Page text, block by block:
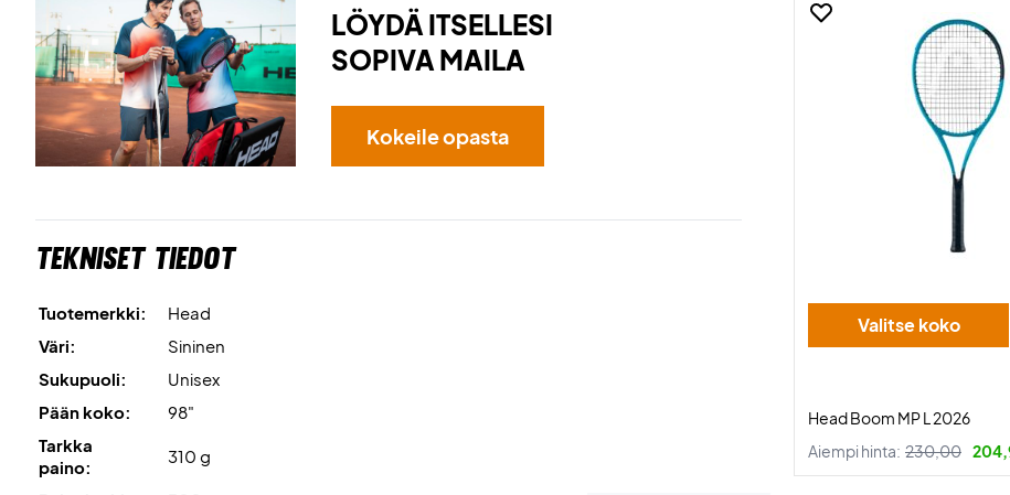
LÖYDÄ ITSELLESI
SOPIVA MAILA
Kokeile opasta
Tekniset tiedot
Tuotemerkki:
Head
Väri:
Sininen
Sukupuoli:
Unisex
Pään koko:
98"
Tarkka
paino:
310 g
Valitse koko
Head Boom MP L 2026
Aiempi hinta: 230,00